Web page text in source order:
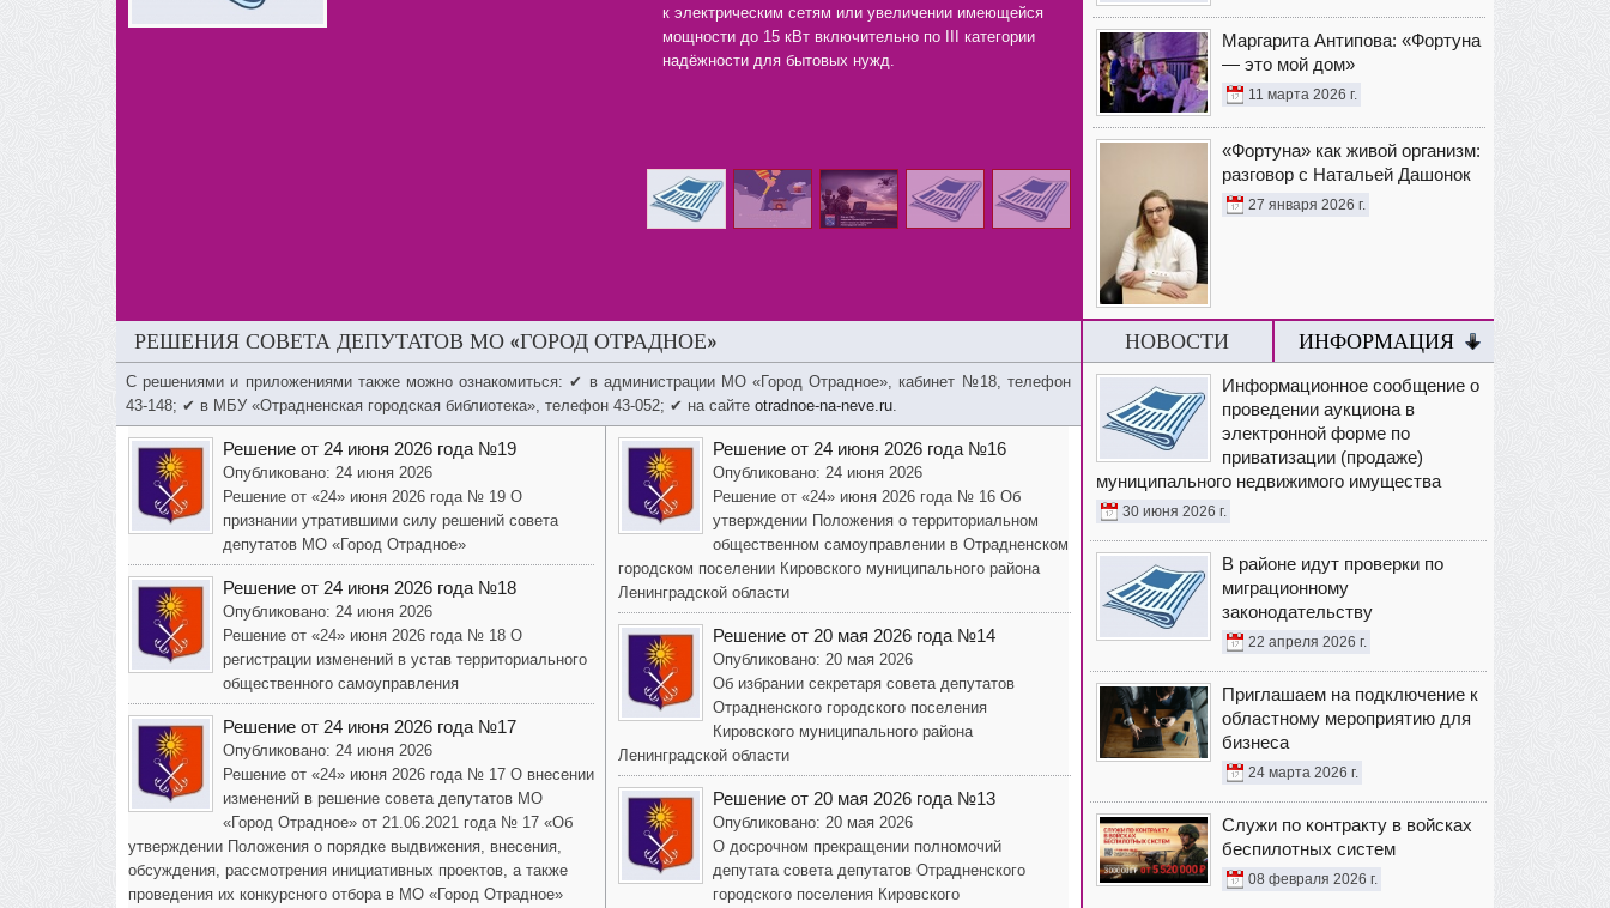
к электрическим сетям или увеличении имеющейся
мощности до 15 кВт включительно по III категории
надёжности для бытовых нужд.
Маргарита Антипова: «Фортуна
— это мой дом»
11 марта 2026 г.
«Фортуна» как живой организм:
разговор с Натальей Дашонок
27 января 2026 г.
РЕШЕНИЯ СОВЕТА ДЕПУТАТОВ МО «ГОРОД ОТРАДНОЕ»
С решениями и приложениями также можно ознакомиться: ✔ в администрации МО «Город Отрадное», кабинет №18, телефон
43-148; ✔ в МБУ «Отрадненская городская библиотека», телефон 43-052; ✔ на сайте otradnoe-na-neve.ru.
Решение от 24 июня 2026 года №19
Опубликовано: 24 июня 2026
Решение от «24» июня 2026 года № 19 О
признании утратившими силу решений совета
депутатов МО «Город Отрадное»
Решение от 24 июня 2026 года №18
Опубликовано: 24 июня 2026
Решение от «24» июня 2026 года № 18 О
регистрации изменений в устав территориального
общественного самоуправления
Решение от 24 июня 2026 года №17
Опубликовано: 24 июня 2026
Решение от «24» июня 2026 года № 17 О внесении
изменений в решение совета депутатов МО
«Город Отрадное» от 21.06.2021 года № 17 «Об
утверждении Положения о порядке выдвижения, внесения,
обсуждения, рассмотрения инициативных проектов, а также
проведения их конкурсного отбора в МО «Город Отрадное»
Решение от 24 июня 2026 года №16
Опубликовано: 24 июня 2026
Решение от «24» июня 2026 года № 16 Об
утверждении Положения о территориальном
общественном самоуправлении в Отрадненском
городском поселении Кировского муниципального района
Ленинградской области
Решение от 20 мая 2026 года №14
Опубликовано: 20 мая 2026
Об избрании секретаря совета депутатов
Отрадненского городского поселения
Кировского муниципального района
Ленинградской области
Решение от 20 мая 2026 года №13
Опубликовано: 20 мая 2026
О досрочном прекращении полномочий
депутата совета депутатов Отрадненского
городского поселения Кировского
НОВОСТИ ИНФОРМАЦИЯ
Информационное сообщение о
проведении аукциона в
электронной форме по
приватизации (продаже)
муниципального недвижимого имущества
30 июня 2026 г.
В районе идут проверки по
миграционному
законодательству
22 апреля 2026 г.
Приглашаем на подключение к
областному мероприятию для
бизнеса
24 марта 2026 г.
Служи по контракту в войсках
беспилотных систем
08 февраля 2026 г.